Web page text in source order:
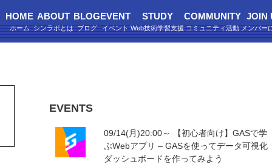
HOME ABOUT BLOGEVENT STUDY COMMUNITY JOIN
EVENTS
09/14(月)20:00～ 【初心者向け】GASで学
ぶWebアプリ – GASを使ってデータ可視化
ダッシュボードを作ってみよう